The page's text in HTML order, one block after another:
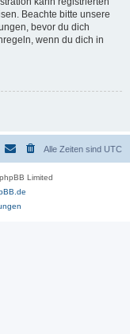
Beachte bitte unsere
bevor du dich
wenn du dich in
Alle Zeiten sind UTC
Limited